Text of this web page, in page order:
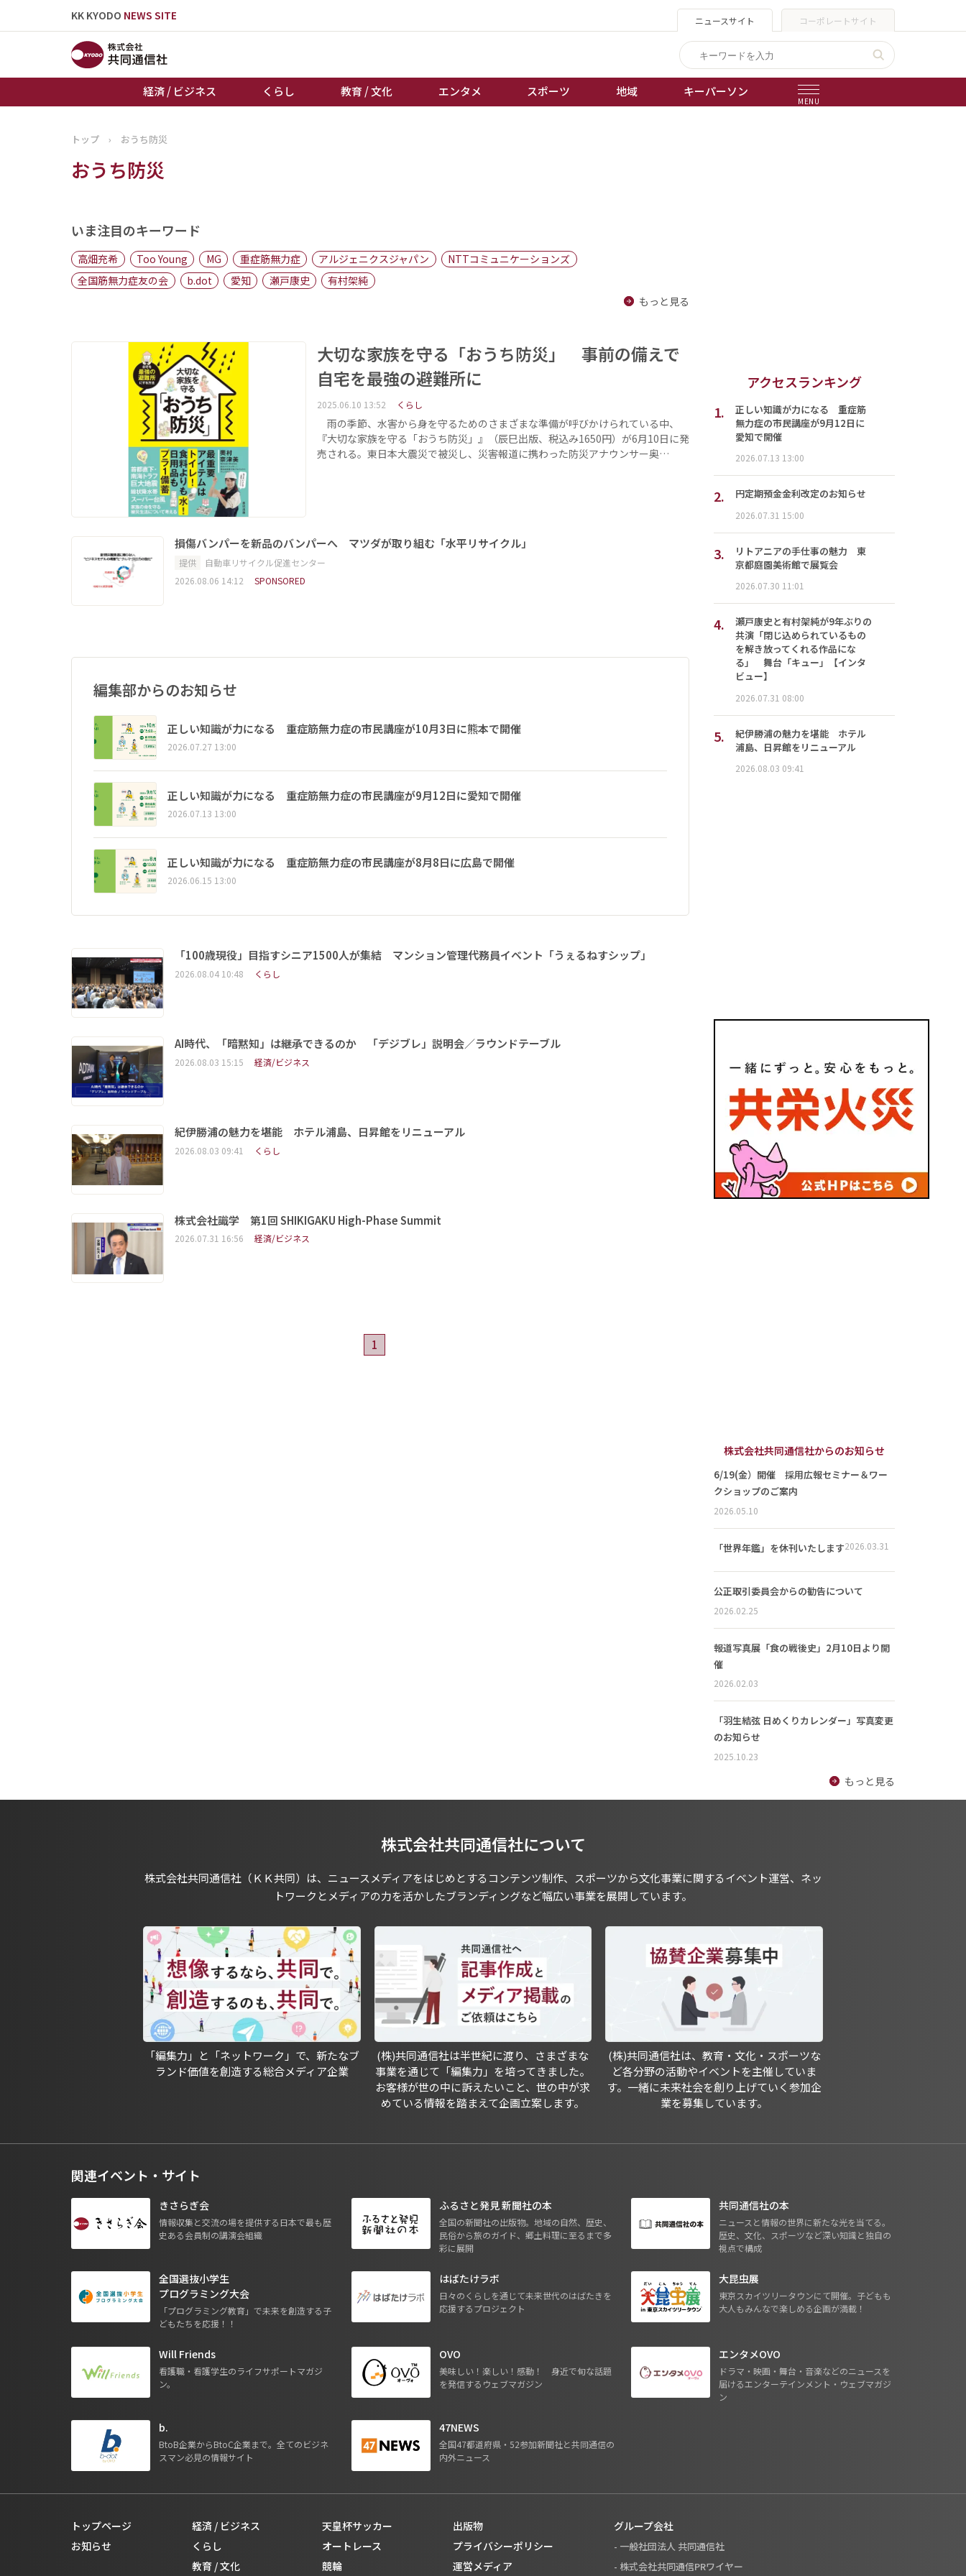
KK KYODO NEWS SITE ニュースサイト コーポレートサイト
経済 / ビジネス くらし 教育 / 文化 エンタメ スポーツ 地域 キーパーソン
MENU
トップページ
お知らせ
地域
キーパーソン
棋王戦
トップ › おうち防災
おうち防災
いま注目のキーワード
高畑充希 Too Young MG 重症筋無力症 アルジェニクスジャパン
NTTコミュニケーションズ
全国筋無力症友の会
b.dot 愛知 瀬戸康史
有村架純
もっと見る
大切な家族を守る「おうち防災」 事前の備えで
自宅を最強の避難所に
2025.06.10 13:52 くらし
雨の季節、水害から身を守るためのさまざまな準備が呼びかけられている中、
『大切な家族を守る「おうち防災」』（辰巳出版、税込み1650円）が6月10日に発
売される。東日本大震災で被災し、災害報道に携わった防災アナウンサー奥…
損傷バンパーを新品のバンパーへ マツダが取り組む「水平リサイクル」
提供
自動車リサイクル促進センター
2026.08.06 14:12
SPONSORED
編集部からのお知らせ
正しい知識が力になる 重症筋無力症の市民講座が10月3日に熊本で開催
2026.07.27 13:00
正しい知識が力になる 重症筋無力症の市民講座が9月12日に愛知で開催
2026.07.13 13:00
正しい知識が力になる 重症筋無力症の市民講座が8月8日に広島で開催
2026.06.15 13:00
「100歳現役」目指すシニア1500人が集結 マンション管理代務員イベント「うぇるねすシップ」
2026.08.04 10:48 くらし
AI時代、「暗黙知」は継承できるのか 「デジブレ」説明会／ラウンドテーブル
2026.08.03 15:15 経済/ビジネス
紀伊勝浦の魅力を堪能 ホテル浦島、日昇館をリニューアル
2026.08.03 09:41 くらし
株式会社識学 第1回 SHIKIGAKU High-Phase Summit
2026.07.31 16:56 経済/ビジネス
1
アクセスランキング
1.
正しい知識が力になる 重症筋
無力症の市民講座が9月12日に
愛知で開催
2026.07.13 13:00
2. 円定期預金金利改定のお知らせ
2026.07.31 15:00
3.
リトアニアの手仕事の魅力 東
京都庭園美術館で展覧会
2026.07.30 11:01
4.
瀬戸康史と有村架純が9年ぶりの
共演「閉じ込められているもの
を解き放ってくれる作品にな
る」 舞台「キュー」【インタ
ビュー】
2026.07.31 08:00
5.
紀伊勝浦の魅力を堪能 ホテル
浦島、日昇館をリニューアル
2026.08.03 09:41
株式会社共同通信社からのお知らせ
6/19(金）開催 採用広報セミナー＆ワー
クショップのご案内
2026.05.10
「世界年鑑」を休刊いたします2026.03.31
公正取引委員会からの勧告について
2026.02.25
報道写真展「食の戦後史」2月10日より開
催
2026.02.03
「羽生結弦 日めくりカレンダー」写真変更
のお知らせ
2025.10.23
もっと見る
株式会社共同通信社について
株式会社共同通信社（ＫＫ共同）は、ニュースメディアをはじめとするコンテンツ制作、スポーツから文化事業に関するイベント運営、ネッ
トワークとメディアの力を活かしたブランディングなど幅広い事業を展開しています。
「編集力」と「ネットワーク」で、新たなブ
ランド価値を創造する総合メディア企業
(株)共同通信社は半世紀に渡り、さまざまな
事業を通じて「編集力」を培ってきました。
お客様が世の中に訴えたいこと、世の中が求
めている情報を踏まえて企画立案します。
(株)共同通信社は、教育・文化・スポーツな
ど各分野の活動やイベントを主催していま
す。一緒に未来社会を創り上げていく参加企
業を募集しています。
関連イベント・サイト
きさらぎ会
情報収集と交流の場を提供する日本で最も歴
史ある会員制の講演会組織
ふるさと発見 新聞社の本
全国の新聞社の出版物。地域の自然、歴史、
民俗から旅のガイド、郷土料理に至るまで多
彩に展開
共同通信社の本
ニュースと情報の世界に新たな光を当てる。
歴史、文化、スポーツなど深い知識と独自の
視点で構成
全国選抜小学生
プログラミング大会
「プログラミング教育」で未来を創造する子
どもたちを応援！！
はばたけラボ
日々のくらしを通じて未来世代のはばたきを
応援するプロジェクト
大昆虫展
東京スカイツリータウンにて開催。子どもも
大人もみんなで楽しめる企画が満載！
Will Friends
看護職・看護学生のライフサポートマガジ
ン。
OVO
美味しい！楽しい！感動！ 身近で旬な話題
を発信するウェブマガジン
エンタメOVO
ドラマ・映画・舞台・音楽などのニュースを
届けるエンターテインメント・ウェブマガジ
ン
b.
BtoB企業からBtoC企業まで。全てのビジネ
スマン必見の情報サイト
47NEWS
全国47都道府県・52参加新聞社と共同通信の
内外ニュース
トップページ
お知らせ
経済 / ビジネス
くらし
教育 / 文化
天皇杯サッカー
オートレース
競輪
出版物
プライバシーポリシー
運営メディア
グループ会社
- 一般社団法人 共同通信社
- 株式会社共同通信PRワイヤー